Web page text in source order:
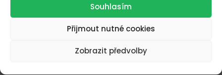
Souhlasím
Přijmout nutné cookies
Zobrazit předvolby
čekala, a to i bez větší paniky na širším trhu s
Cenový vývoj Solany v letošním roce